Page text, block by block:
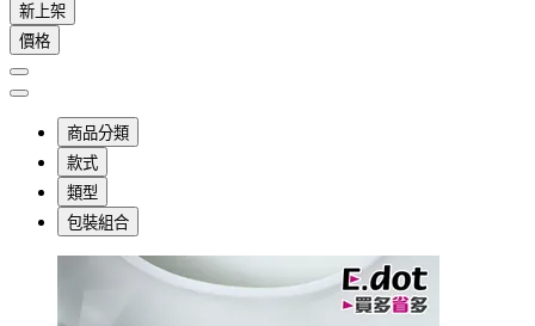
新上架
價格
商品分類
款式
類型
包裝組合